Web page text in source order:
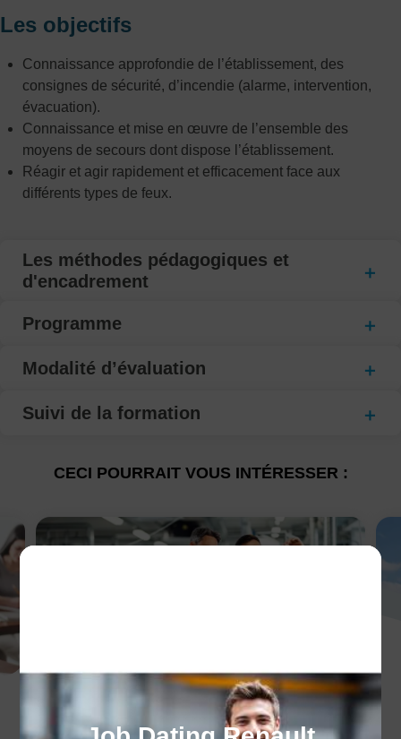
Les objectifs
Connaissance approfondie de l’établissement, des
consignes de sécurité, d’incendie (alarme, intervention,
évacuation).
Connaissance et mise en œuvre de l’ensemble des
moyens de secours dont dispose l’établissement.
Réagir et agir rapidement et efficacement face aux
différents types de feux.
Les méthodes pédagogiques et
d'encadrement
Programme
Modalité d’évaluation
Suivi de la formation
CECI POURRAIT VOUS INTÉRESSER :
Les avantages de